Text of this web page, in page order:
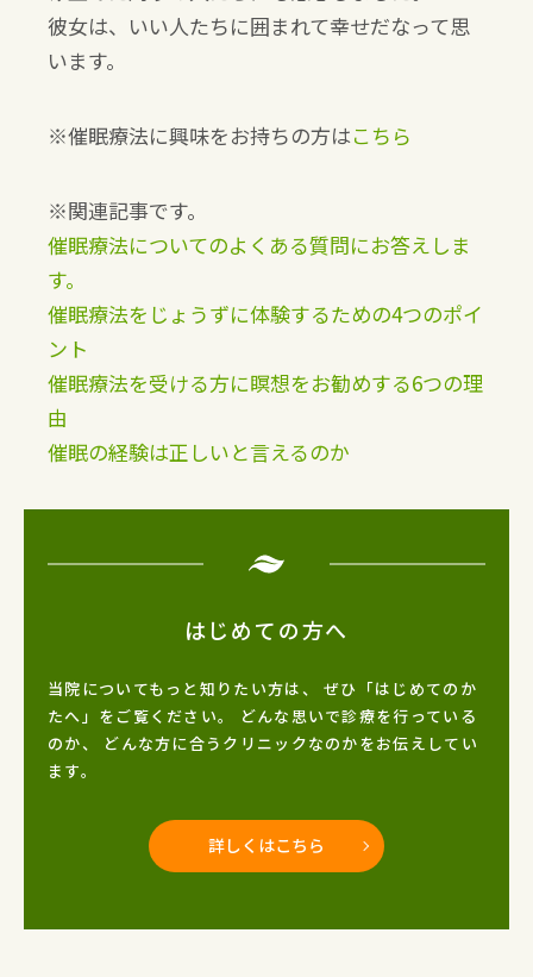
彼女は、いい人たちに囲まれて幸せだなって思
います。
※催眠療法に興味をお持ちの方はこちら
※関連記事です。
催眠療法についてのよくある質問にお答えしま
す。
催眠療法をじょうずに体験するための4つのポイ
ント
催眠療法を受ける方に瞑想をお勧めする6つの理
由
催眠の経験は正しいと言えるのか
はじめての方へ
当院についてもっと知りたい方は、
ぜひ「はじめてのか
たへ」をご覧ください。
どんな思いで診療を行っている
のか、
どんな方に合うクリニックなのかをお伝えしてい
ます。
詳しくはこちら